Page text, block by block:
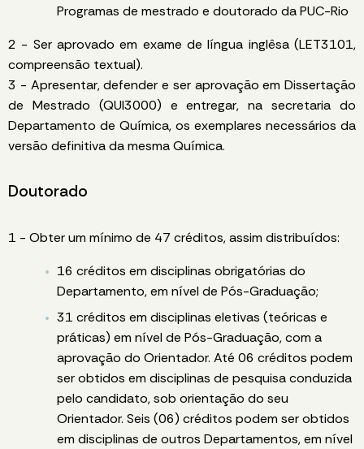
Programas de mestrado e doutorado da PUC-Rio
2 - Ser aprovado em exame de língua inglêsa (LET3101,
compreensão textual).
3 - Apresentar, defender e ser aprovação em Dissertação
de Mestrado (QUI3000) e entregar, na secretaria do
Departamento de Química, os exemplares necessários da
versão definitiva da mesma Química.
Doutorado
1 - Obter um mínimo de 47 créditos, assim distribuídos:
16 créditos em disciplinas obrigatórias do
Departamento, em nível de Pós-Graduação;
31 créditos em disciplinas eletivas (teóricas e
práticas) em nível de Pós-Graduação, com a
aprovação do Orientador. Até 06 créditos podem
ser obtidos em disciplinas de pesquisa conduzida
pelo candidato, sob orientação do seu
Orientador. Seis (06) créditos podem ser obtidos
em disciplinas de outros Departamentos, em nível